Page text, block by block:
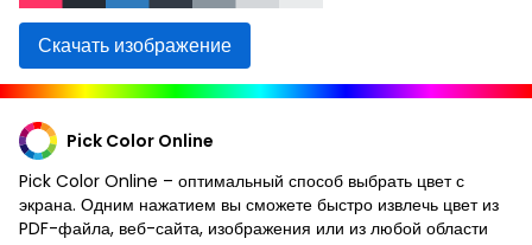
Скачать изображение
Pick Color Online
Pick Color Online – оптимальный способ выбрать цвет с
экрана. Одним нажатием вы сможете быстро извлечь цвет из
PDF-файла, веб-сайта, изображения или из любой области